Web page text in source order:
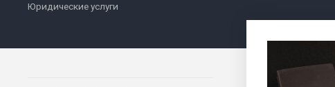
Юридические услуги